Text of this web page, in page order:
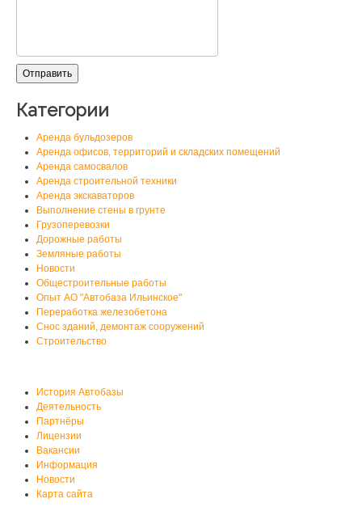
Категории
Аренда бульдозеров
Аренда офисов, территорий и складских помещений
Аренда самосвалов
Аренда строительной техники
Аренда экскаваторов
Выполнение стены в грунте
Грузоперевозки
Дорожные работы
Земляные работы
Новости
Общестроительные работы
Опыт АО "Автобаза Ильинское"
Переработка железобетона
Снос зданий, демонтаж сооружений
Строительство
История Автобазы
Деятельность
Партнёры
Лицензии
Вакансии
Информация
Новости
Карта сайта